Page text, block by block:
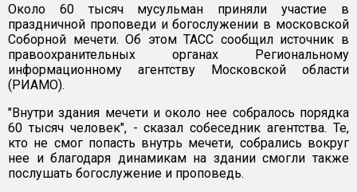
Около 60 тысяч мусульман приняли участие в
праздничной проповеди и богослужении в московской
Соборной мечети. Об этом ТАСС сообщил источник в
правоохранительных органах Региональному
информационному агентству Московской области
(РИАМО).
"Внутри здания мечети и около нее собралось порядка
60 тысяч человек", - сказал собеседник агентства. Те,
кто не смог попасть внутрь мечети, собрались вокруг
нее и благодаря динамикам на здании смогли также
послушать богослужение и проповедь.